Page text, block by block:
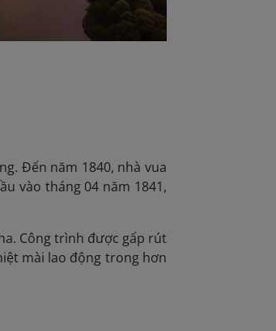
Đến năm 1840, nhà vua
vào tháng 04 năm 1841,
Công trình được gấp rút
mài lao động trong hơn